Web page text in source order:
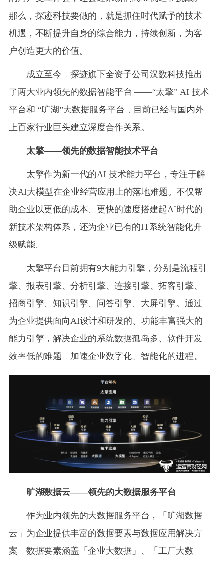
那么，探迹科技要做的，就是抓住时代赋予的技术
机遇，不断提升自身的综合能力，持续创新，为客
户创造更大的价值。
成立至今，探迹旗下全资子公司汉数科技推出
了两大业内领先的数据智能平台 ——“太擎” AI 技术
平台和 “旷湖”大数据服务平台，目前已经与国内外
上百家行业巨头建立深度合作关系。
太擎——领先的数据智能技术平台
太擎作为新一代的AI 技术能力平台，专注于解
决AI大模型在企业经营应用上的落地难题。不仅帮
助企业以更低的成本、更快的速度搭建起AI时代的
新技术架构体系，还为企业已有的IT系统智能化升
级赋能。
太擎平台目前拥有9大能力引擎，分别是流程引
擎、报表引擎、分析引擎、连接引擎、拓客引擎、
招商引擎、知识引擎、问答引擎、大屏引擎。通过
为企业提供面向AI设计和研发的、功能丰富强大的
能力引擎，解决企业的系统数据孤岛多、软件开发
效率低的难题，加速企业数字化、智能化的进程。
旷湖数据云——领先的大数据服务平台
作为业内领先的大数据服务平台，「旷湖数据
云」为企业提供丰富的数据要素与数据应用解决方
案，数据要素涵盖「企业大数据」、「工厂大数